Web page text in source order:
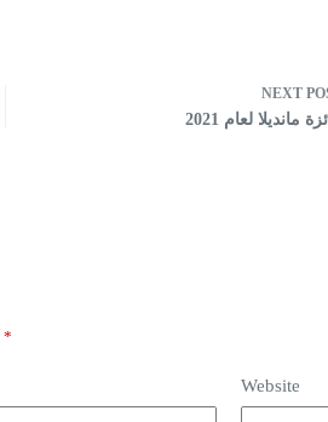
NEXT
مانديلا لعام 2021
*
Website